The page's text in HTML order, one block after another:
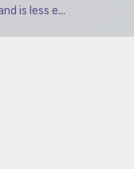
is less e...